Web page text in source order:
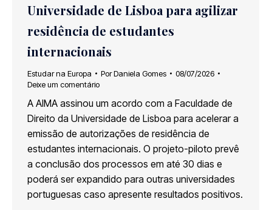
Universidade de Lisboa para agilizar
residência de estudantes
internacionais
Estudar na Europa PorDaniela Gomes
08/07/2026
Deixe um comentário
A AIMA assinou um acordo com a Faculdade de
Direito da Universidade de Lisboa para acelerar a
emissão de autorizações de residência de
estudantes internacionais. O projeto-piloto prevê
a conclusão dos processos em até 30 dias e
poderá ser expandido para outras universidades
portuguesas caso apresente resultados positivos.